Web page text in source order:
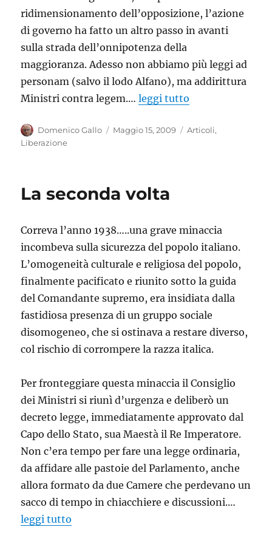
ridimensionamento dell’opposizione, l’azione
di governo ha fatto un altro passo in avanti
sulla strada dell’onnipotenza della
maggioranza. Adesso non abbiamo più leggi ad
personam (salvo il lodo Alfano), ma addirittura
Ministri contra legem.…leggi tutto
Autore
Domenico Gallo
Pubblicato
Maggio 15, 2009 Categorie
Articoli,
Liberazione
La seconda volta
Correva l’anno 1938…..una grave minaccia
incombeva sulla sicurezza del popolo italiano.
L’omogeneità culturale e religiosa del popolo,
finalmente pacificato e riunito sotto la guida
del Comandante supremo, era insidiata dalla
fastidiosa presenza di un gruppo sociale
disomogeneo, che si ostinava a restare diverso,
col rischio di corrompere la razza italica.
Per fronteggiare questa minaccia il Consiglio
dei Ministri si riunì d’urgenza e deliberò un
decreto legge, immediatamente approvato dal
Capo dello Stato, sua Maestà il Re Imperatore.
Non c’era tempo per fare una legge ordinaria,
da affidare alle pastoie del Parlamento, anche
allora formato da due Camere che perdevano un
sacco di tempo in chiacchiere e discussioni.…
leggi tutto